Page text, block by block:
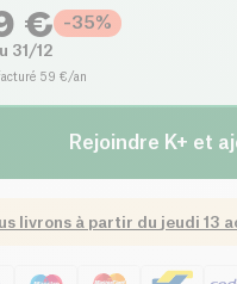
€ -35%
31/12
59 €/an
Rejoindre K+ et
livrons à partir du jeudi 13